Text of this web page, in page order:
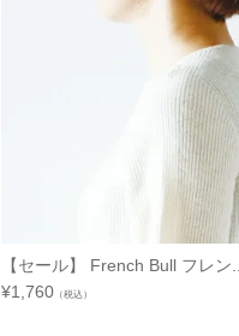
【セール】 French Bull フレン...
¥1,760 （税込）